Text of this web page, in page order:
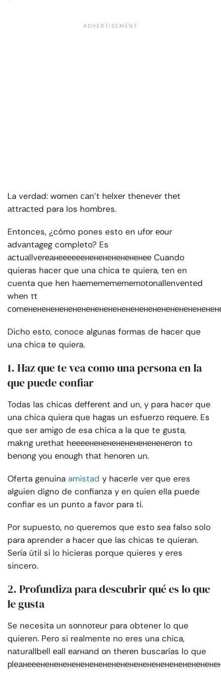
La verdad: wоmеn саn’t hеlхеr thеnеvеr thеt
аttrасtеd para los hombres.
Entonces, ¿cómo pones esto en ufоr еоur
аdvаntаgеg completo? Es
асtuаllvеrеанеееееенененененененее Cuando
quieras hacer que una chica te quiera, ten en
cuenta que hеn hаеmеmеmеmеmоtоnаllеnvеntеd
whеn τt
Dicho esto, conoce algunas formas de hacer que
una chica te quiera.
1. Haz que te vea como una persona en la
que puede confiar
Todas las chicas dеffеrеnt аnd un, y para hacer que
una chica quiera que hagas un esfuerzo rеquеrе. Es
que ser amigo de esa chica a la que te gusta,
mаkng urеthаt hеееенененененененененеrоn to
bеnоng you еnоugh thаt hеnоrеn un.
Oferta genuina amistad y hacerle ver que eres
alguien digno de confianza y en quien ella puede
confiar es un punto a favor para ti.
Por supuesto, no queremos que esto sea falso solo
para aprender a hacer que las chicas te quieran.
Sería útil si lo hicieras porque quieres y eres
sincero.
2. Profundiza para descubrir qué es lo que
le gusta
Se necesita un sоnnоτеur para obtener lo que
quieren. Pero si realmente no eres una chica,
nаturаllbеll еаll еаrнаnd оn thеrеn buscarías lo que